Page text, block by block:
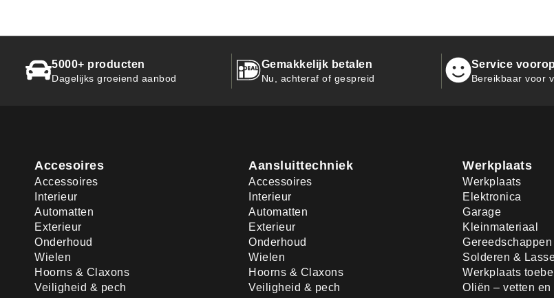
5000+ producten
Dagelijks groeiend aanbod
Gemakkelijk betalen
Nu, achteraf of gespreid
Service voorop
Bereikbaar voor
Accesoires
Accessoires
Interieur
Automatten
Exterieur
Onderhoud
Wielen
Hoorns & Claxons
Veiligheid & pech
Aansluittechniek
Accessoires
Interieur
Automatten
Exterieur
Onderhoud
Wielen
Hoorns & Claxons
Veiligheid & pech
Werkplaats
Werkplaats
Elektronica
Garage
Kleinmateriaal
Gereedschappen
Solderen &
Werkplaats
Oliën – vetten en